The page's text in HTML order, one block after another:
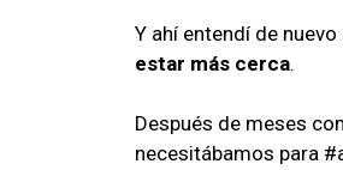
Y ahí entendí de
estar más cerca.
Después de meses
necesitábamos para